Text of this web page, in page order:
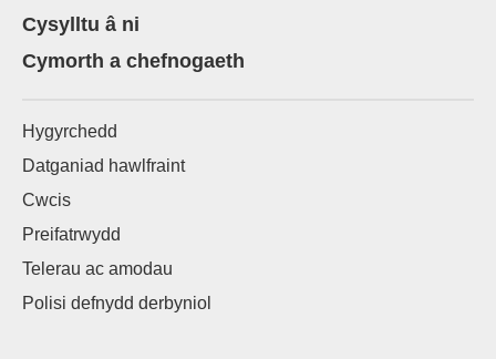
Cysylltu â ni
Cymorth a chefnogaeth
Hygyrchedd
Datganiad hawlfraint
Cwcis
Preifatrwydd
Telerau ac amodau
Polisi defnydd derbyniol